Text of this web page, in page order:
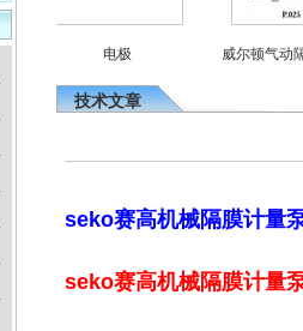
电极 威尔顿气动隔
技术文章
seko赛高机械隔膜计量
seko赛高机械隔膜计量